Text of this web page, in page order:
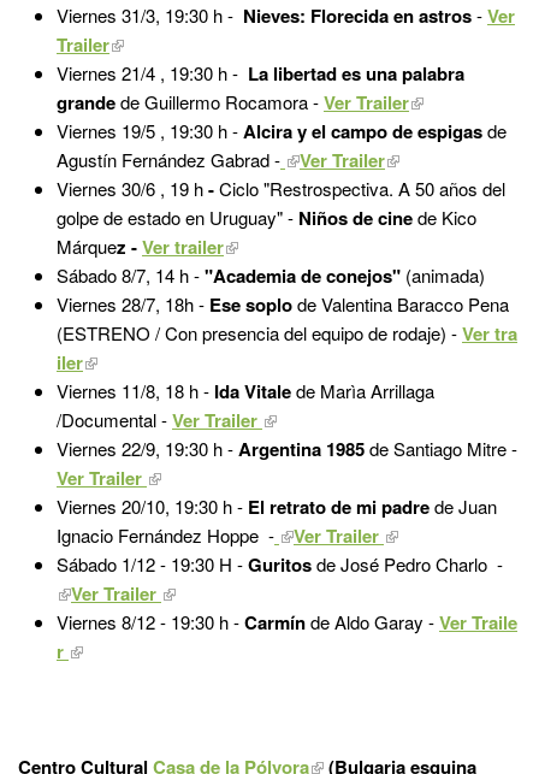
Viernes 31/3, 19:30 h - Nieves: Florecida en astros-Ver
Trailer
Viernes 21/4 , 19:30 h - La libertad es una palabra
grandede Guillermo Rocamora-Ver Trailer
Viernes 19/5 , 19:30 h -Alcira y el campo de espigasde
Agustín Fernández Gabrad- Ver Trailer
Viernes 30/6 , 19 h-Ciclo "Restrospectiva. A 50 años del
golpe de estado en Uruguay" - Niños de cinede Kico
Márquez -Ver trailer
Sábado 8/7, 14 h -"Academia de conejos" (animada)
Viernes 28/7, 18h - Ese soplode Valentina Baracco Pena
(ESTRENO / Con presencia del equipo de rodaje) -Ver tra
iler
Viernes 11/8, 18 h - Ida Vitalede Marìa Arrillaga
/Documental -Ver Trailer
Viernes 22/9, 19:30 h -Argentina 1985de Santiago Mitre -
Ver Trailer
Viernes 20/10, 19:30 h - El retrato de mi padrede Juan
Ignacio Fernández Hoppe - Ver Trailer
Sábado 1/12 - 19:30 H -Guritosde José Pedro Charlo -
Ver Trailer
Viernes 8/12 - 19:30 h -Carmínde Aldo Garay -Ver Traile
r
Centro Cultural Casa de la Pólvora
(Bulgaria esquina